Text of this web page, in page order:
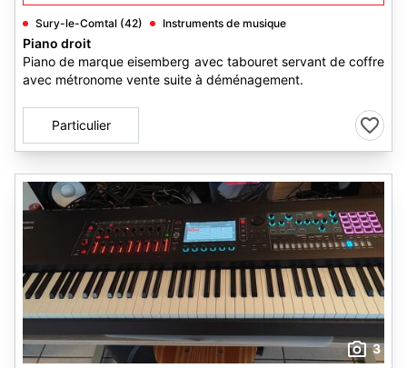
Sury-le-Comtal (42) Instruments de musique
Piano droit
Piano de marque eisemberg avec tabouret servant de coffre
avec métronome vente suite à déménagement.
Particulier
3